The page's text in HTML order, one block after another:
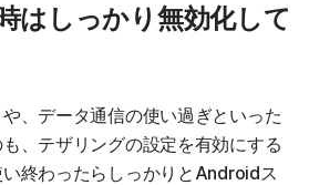
はしっかり無効化して
、データ通信の使い過ぎといった
、テザリングの設定を有効にする
終わったらしっかりとAndroidス